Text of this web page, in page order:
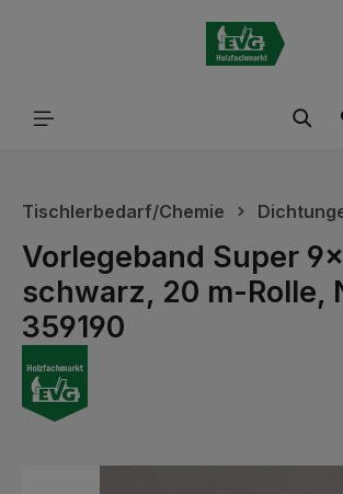
Tischlerbedarf/Chemie
Vorlegeband Super
schwarz, 20 m-Rolle,
359190